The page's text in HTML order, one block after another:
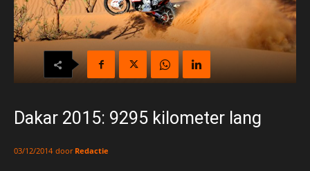
Dakar 2015: 9295 kilometer lang
03/12/2014 door Redactie